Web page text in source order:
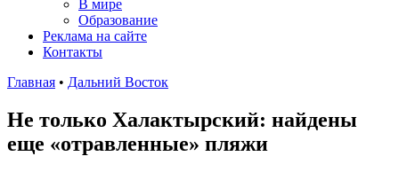
В мире
Образование
Реклама на сайте
Контакты
Главная • Дальний Восток
Не только Халактырский: найдены
еще «отравленные» пляжи